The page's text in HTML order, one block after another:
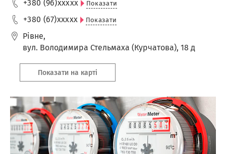
+380 (96)xxxxx Показати
+380 (67)xxxxx Показати
Рівне,
вул. Володимира Стельмаха (Курчатова), 18 д
Показати на карті